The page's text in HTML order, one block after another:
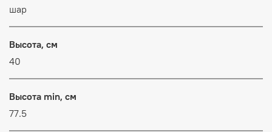
шар
Высота, см
40
Высота min, см
77.5